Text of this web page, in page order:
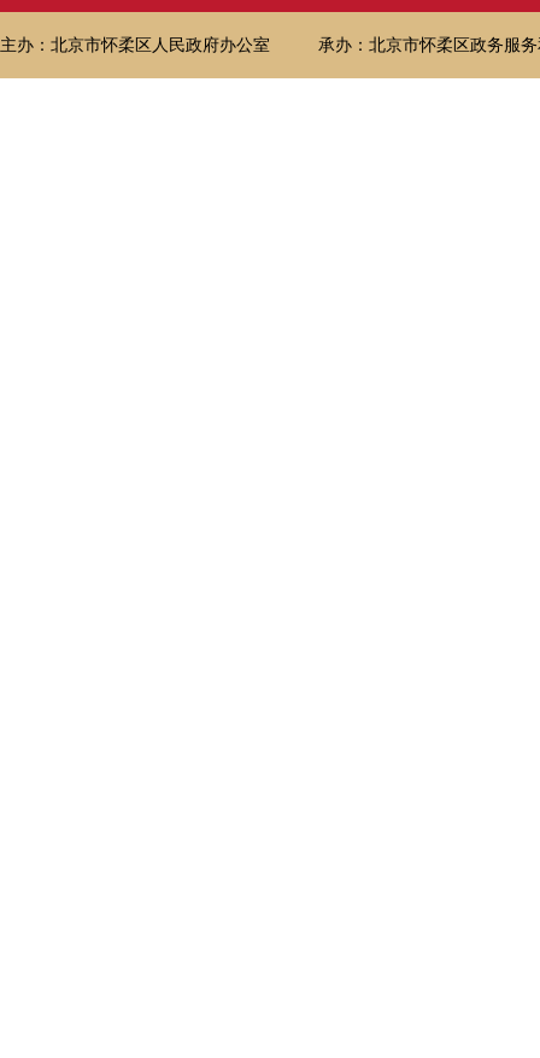
主办：北京市怀柔区人民政府办公室 承办：北京市怀柔区政务服